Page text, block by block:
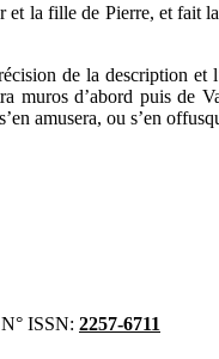
la fille de Pierre, et fait
de la description et
muros d’abord puis de
amusera, ou s’en
ISSN: 2257-6711